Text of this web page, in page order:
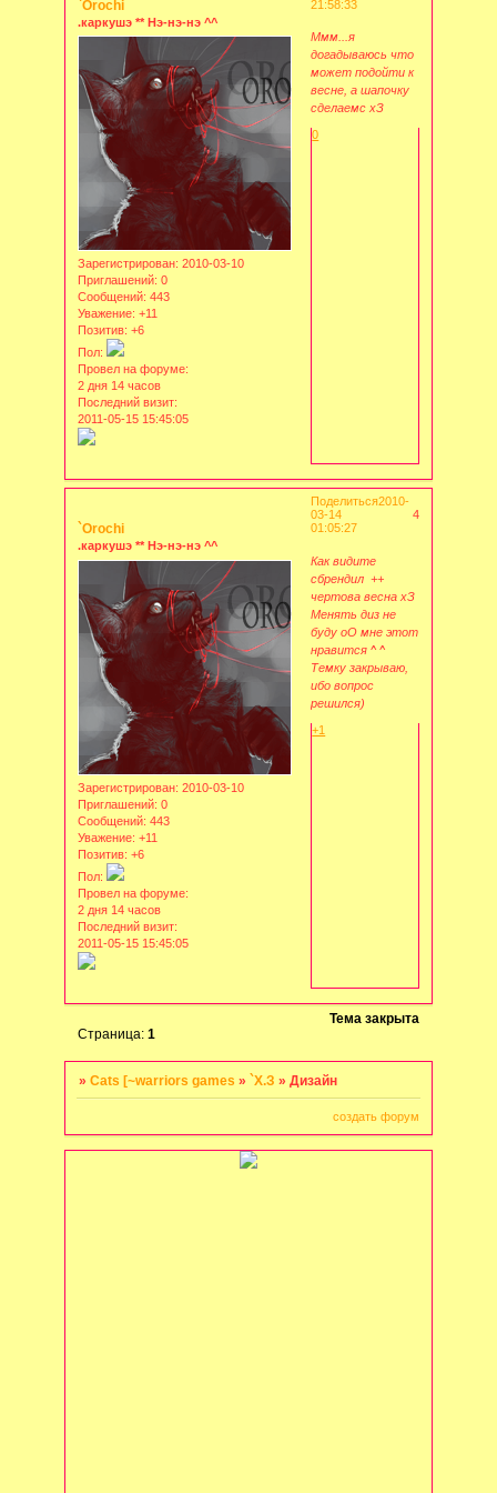
21:58:33
`Orochi
.каркушэ ** Нэ-нэ-нэ ^^
Зарегистрирован: 2010-03-10
Приглашений: 0
Сообщений: 443
Уважение: +11
Позитив: +6
Пол:
Провел на форуме:
2 дня 14 часов
Последний визит:
2011-05-15 15:45:05
Ммм...я
догадываюсь что
может подойти к
весне, а шапочку
сделаемс хЗ
0
Поделиться
4
2010-
03-14
01:05:27
`Orochi
.каркушэ ** Нэ-нэ-нэ ^^
Зарегистрирован: 2010-03-10
Приглашений: 0
Сообщений: 443
Уважение: +11
Позитив: +6
Пол:
Провел на форуме:
2 дня 14 часов
Последний визит:
2011-05-15 15:45:05
Как видите
сбрендил ++
чертова весна хЗ
Менять диз не
буду оО мне этот
нравится ^ ^
Темку закрываю,
ибо вопрос
решился)
+1
Тема закрыта
Страница:1
»Cats [~warriors games » `Х.З »Дизайн
создать форум